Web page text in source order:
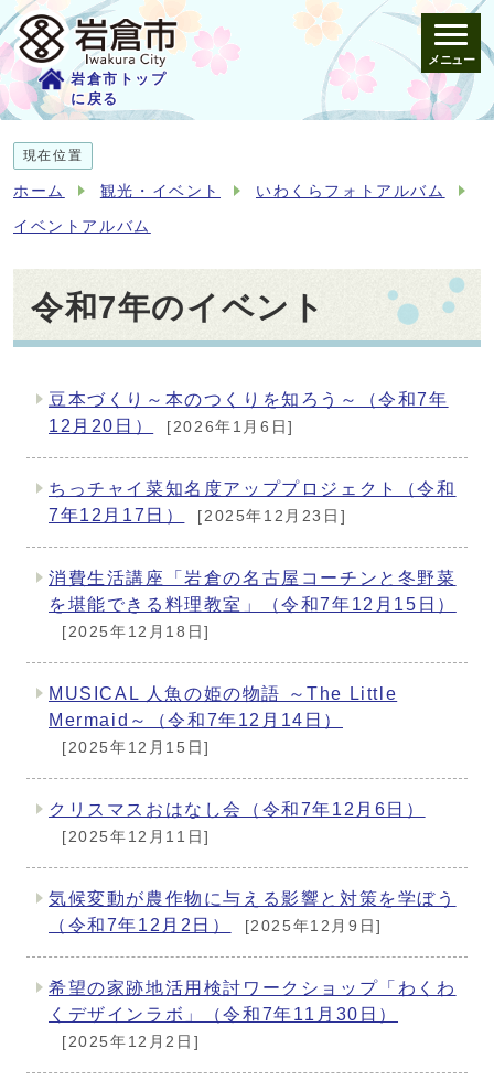
岩倉市トップ
に戻る
メニュー
現在位置
ホーム 観光・イベント いわくらフォトアルバム
イベントアルバム
令和7年のイベント
メインメニュー
豆本づくり～本のつくりを知ろう～（令和7年
12月20日）
[2026年1月6日]
ちっチャイ菜知名度アッププロジェクト（令和
7年12月17日）
[2025年12月23日]
消費生活講座「岩倉の名古屋コーチンと冬野菜
を堪能できる料理教室」（令和7年12月15日）
[2025年12月18日]
MUSICAL 人魚の姫の物語 ～The Little
Mermaid～（令和7年12月14日）
[2025年12月15日]
クリスマスおはなし会（令和7年12月6日）
[2025年12月11日]
気候変動が農作物に与える影響と対策を学ぼう
（令和7年12月2日）
[2025年12月9日]
希望の家跡地活用検討ワークショップ「わくわ
くデザインラボ」（令和7年11月30日）
[2025年12月2日]